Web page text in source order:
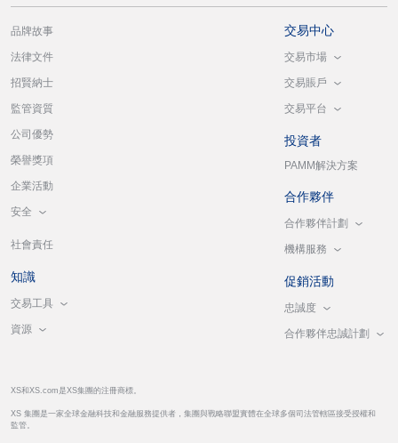
品牌故事
法律文件
招賢納士
監管資質
公司優勢
榮譽獎項
企業活動
安全
社會責任
知識
交易工具
資源
交易中心
交易市場
交易賬戶
交易平台
投資者
PAMM解決方案
合作夥伴
合作夥伴計劃
機構服務
促銷活動
忠誠度
合作夥伴忠誠計劃
XS和XS.com是XS集團的注冊商標。
XS 集團是一家全球金融科技和金融服務提供者，集團與戰略聯盟實體在全球多個司法管轄區接受授權和
監管。